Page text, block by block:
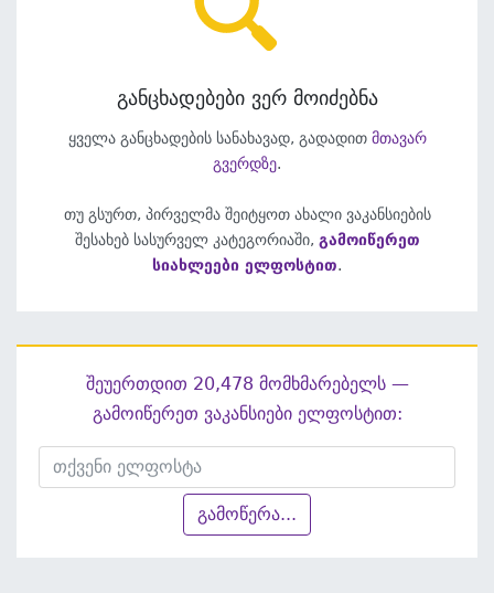
განცხადებები ვერ მოიძებნა
ყველა განცხადების სანახავად, გადადით მთავარ
გვერდზე.
თუ გსურთ, პირველმა შეიტყოთ ახალი ვაკანსიების
შესახებ სასურველ კატეგორიაში, გამოიწერეთ
სიახლეები ელფოსტით.
შეუერთდით 20,478 მომხმარებელს —
გამოიწერეთ ვაკანსიები ელფოსტით:
გამოწერა...